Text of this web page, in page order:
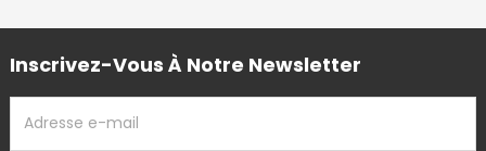
Inscrivez-Vous À Notre Newsletter
EMAIL